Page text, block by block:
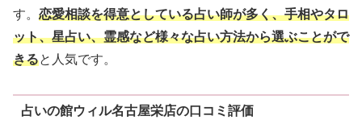
す。 恋愛相談を得意としている占い師が多く、手相やタロ
ット、星占い、霊感など様々な占い方法から選ぶことがで
きると人気です。
占いの館ウィル名古屋栄店の口コミ評価